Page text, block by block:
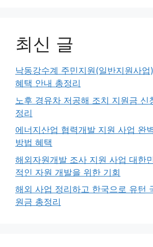
최신 글
낙동강수계 주민지원(일반지원사
혜택 안내 총정리
노후 경유차 저공해 조치 지원금 신
정리
에너지산업 협력개발 지원 사업 완
방법 혜택
해외자원개발 조사 지원 사업 대한
적인 자원 개발을 위한 기회
해외 사업 정리하고 한국으로 유턴
원금 총정리